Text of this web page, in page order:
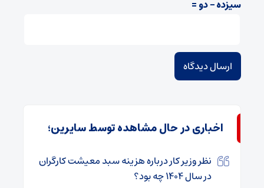
سیزده − دو =
اخباری در حال مشاهده توسط سایرین؛
نظر وزیر کار درباره هزینه سبد معیشت کارگران
در سال ۱۴۰۴ چه بود؟